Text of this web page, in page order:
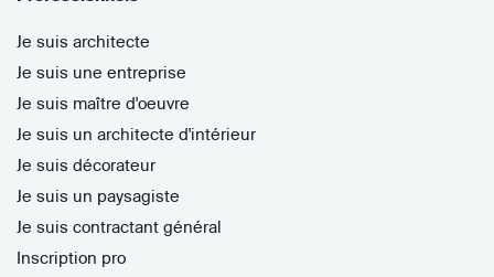
Je suis architecte
Je suis une entreprise
Je suis maître d'oeuvre
Je suis un architecte d'intérieur
Je suis décorateur
Je suis un paysagiste
Je suis contractant général
Inscription pro